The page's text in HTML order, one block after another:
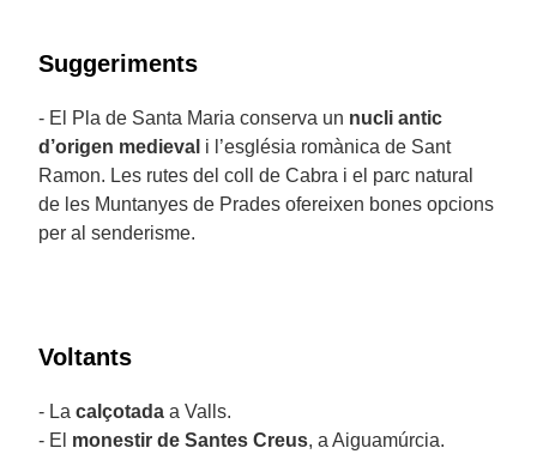
Suggeriments
- El Pla de Santa Maria conserva un nucli antic
d’origen medieval i l’església romànica de Sant
Ramon. Les rutes del coll de Cabra i el parc natural
de les Muntanyes de Prades ofereixen bones opcions
per al senderisme.
Voltants
- La calçotada a Valls.
- El monestir de Santes Creus, a Aiguamúrcia.